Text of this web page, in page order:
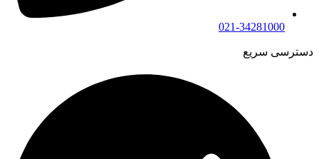
021-34281000
دسترسی سریع